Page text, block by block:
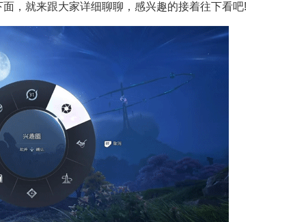
，就来跟大家详细聊聊，感兴趣的接着往下看吧!